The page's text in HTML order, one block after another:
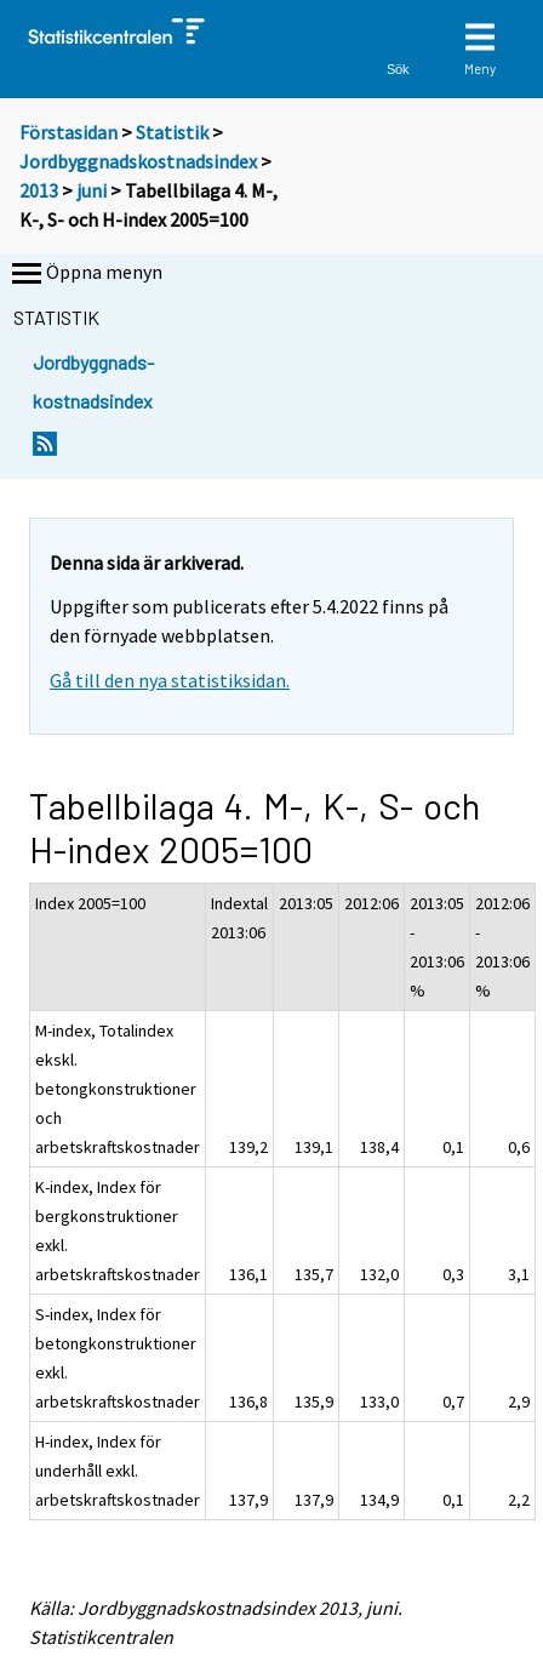
Sök Meny
Förstasidan >Statistik >
Jordbyggnadskostnadsindex>
2013 > juni > Tabellbilaga 4. M-,
K-, S- och H-index 2005=100
Öppna menyn
STATISTIK
Jordbyggnads-
kostnadsindex
Denna sida är arkiverad.
Uppgifter som publicerats efter 5.4.2022 finns på
den förnyade webbplatsen.
Gå till den nya statistiksidan.
Tabellbilaga 4. M-, K-, S- och
H-index 2005=100
Index 2005=100
Indextal
2013:06
2013:05 2012:06 2013:05
-
2013:06
%
2012:06
-
2013:06
%
M-index, Totalindex
ekskl.
betongkonstruktioner
och
arbetskraftskostnader
139,2 139,1 138,4 0,1
0,6
K-index, Index för
bergkonstruktioner
exkl.
arbetskraftskostnader
136,1 135,7 132,0 0,3
3,1
S-index, Index för
betongkonstruktioner
exkl.
arbetskraftskostnader
136,8 135,9 133,0 0,7
2,9
H-index, Index för
underhåll exkl.
arbetskraftskostnader
137,9 137,9 134,9 0,1 2,2
Källa: Jordbyggnadskostnadsindex 2013, juni.
Statistikcentralen